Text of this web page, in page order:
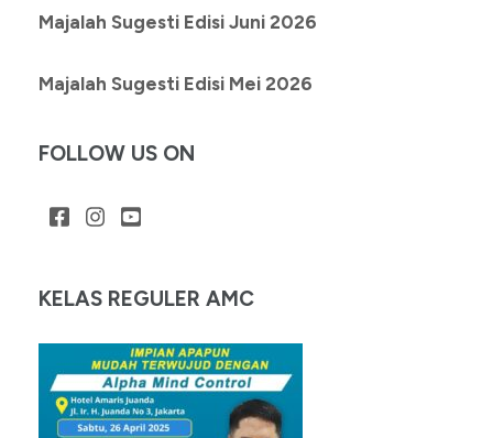
Majalah Sugesti Edisi Juni 2026
Majalah Sugesti Edisi Mei 2026
FOLLOW US ON
KELAS REGULER AMC